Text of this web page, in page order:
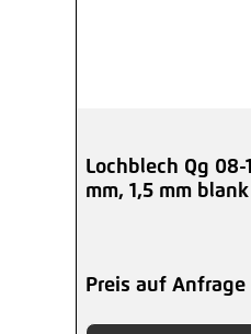
Lochblech Qg
mm, 1,5 mm blank
Preis auf Anfrage